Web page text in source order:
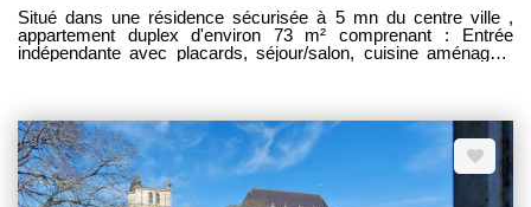
Situé dans une résidence sécurisée à 5 mn du centre ville ,
appartement duplex d'environ 73 m² comprenant : Entrée
indépendante avec placards, séjour/salon, cuisine aménagée/
AVEC ASCENSEUR !